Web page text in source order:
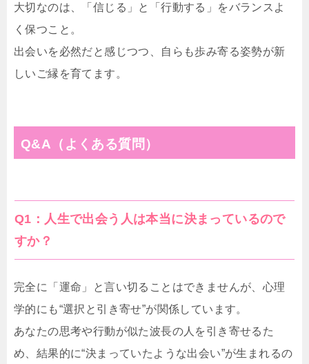
大切なのは、「信じる」と「行動する」をバランスよ
く保つこと。
出会いを必然だと感じつつ、自らも歩み寄る姿勢が新
しいご縁を育てます。
Q&A（よくある質問）
Q1：人生で出会う人は本当に決まっているので
すか？
完全に「運命」と言い切ることはできませんが、心理
学的にも“選択と引き寄せ”が関係しています。
あなたの思考や行動が似た波長の人を引き寄せるた
め、結果的に“決まっていたような出会い”が生まれるの